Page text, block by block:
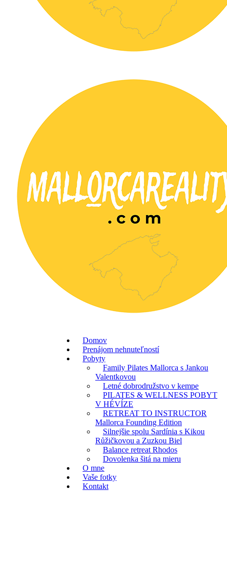
Domov
Prenájom nehnuteľností
Pobyty
Family Pilates Mallorca s Jankou
Valentkovou
Letné dobrodružstvo v kempe
PILATES & WELLNESS POBYT
V HÉVÍZE
RETREAT TO INSTRUCTOR
Mallorca Founding Edition
Silnejšie spolu Sardínia s Kikou
Růžičkovou a Zuzkou Biel
Balance retreat Rhodos
Dovolenka šitá na mieru
O mne
Vaše fotky
Kontakt